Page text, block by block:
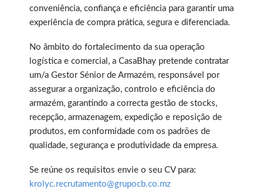
conveniência, confiança e eficiência para garantir uma
experiência de compra prática, segura e diferenciada.
No âmbito do fortalecimento da sua operação
logística e comercial, a CasaBhay pretende contratar
um/a Gestor Sénior de Armazém, responsável por
assegurar a organização, controlo e eficiência do
armazém, garantindo a correcta gestão de stocks,
recepção, armazenagem, expedição e reposição de
produtos, em conformidade com os padrões de
qualidade, segurança e produtividade da empresa.
Se reúne os requisitos envie o seu CV para:
krolyc.recrutamento@grupocb.co.mz